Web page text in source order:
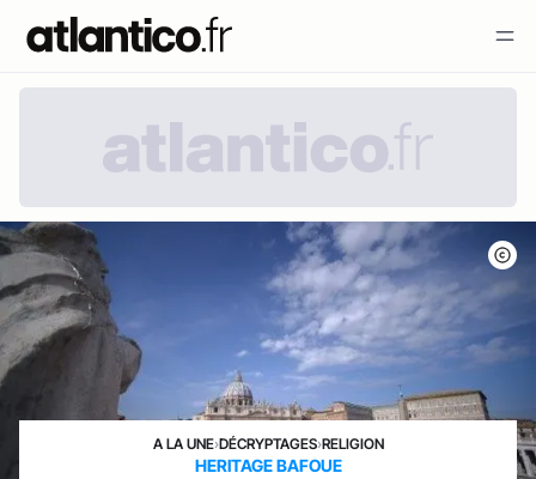
A LA UNE›DÉCRYPTAGES›RELIGION
HERITAGE BAFOUE